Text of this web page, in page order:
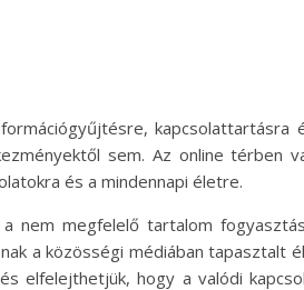
kapcsolattartásra
sem. Az online térben
és a mindennapi életre.
nem megfelelő tartalom
a közösségi médiában tapasztalt
elfelejthetjük, hogy a valódi